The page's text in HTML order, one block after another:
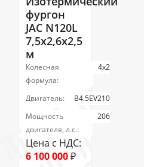
фургон
JAC N120L
7,5х2,6х2,5
м
Колесная
формула:
4х2
Двигатель:
B4.5EV210
Мощность
двигателя, л.с.:
206
Цена с НДС:
6 100 000₽